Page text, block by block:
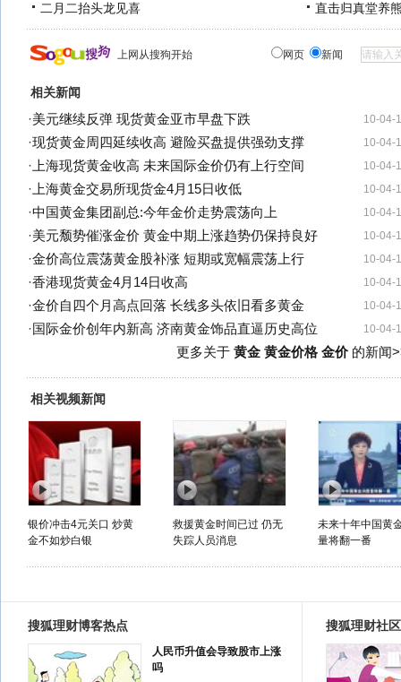
二月二抬头龙见喜 直击归真堂养
上网从搜狗开始 网页 新闻
相关新闻
10-04-
·美元继续反弹 现货黄金亚市早盘下跌
10-04-
·现货黄金周四延续收高 避险买盘提供强劲支撑
10-04-
· 上海现货黄金收高 未来国际金价仍有上行空间
10-04-
· 上海黄金交易所现货金4月15日收低
10-04-
·中国黄金集团副总:今年金价走势震荡向上
10-04-
·美元颓势催涨金价 黄金中期上涨趋势仍保持良好
10-04-
·金价高位震荡黄金股补涨 短期或宽幅震荡上行
10-04-
·香港现货黄金4月14日收高
10-04-
·金价自四个月高点回落 长线多头依旧看多黄金
10-04-
· 国际金价创年内新高 济南黄金饰品直逼历史高位
更多关于 黄金 黄金价格 金价的新闻
相关视频新闻
银价冲击4元关口 炒黄
金不如炒白银
救援黄金时间已过 仍无
失踪人员消息
未来十年中国黄
量将翻一番
搜狐理财博客热点
人民币升值会导致股市上涨
吗
搜狐理财社